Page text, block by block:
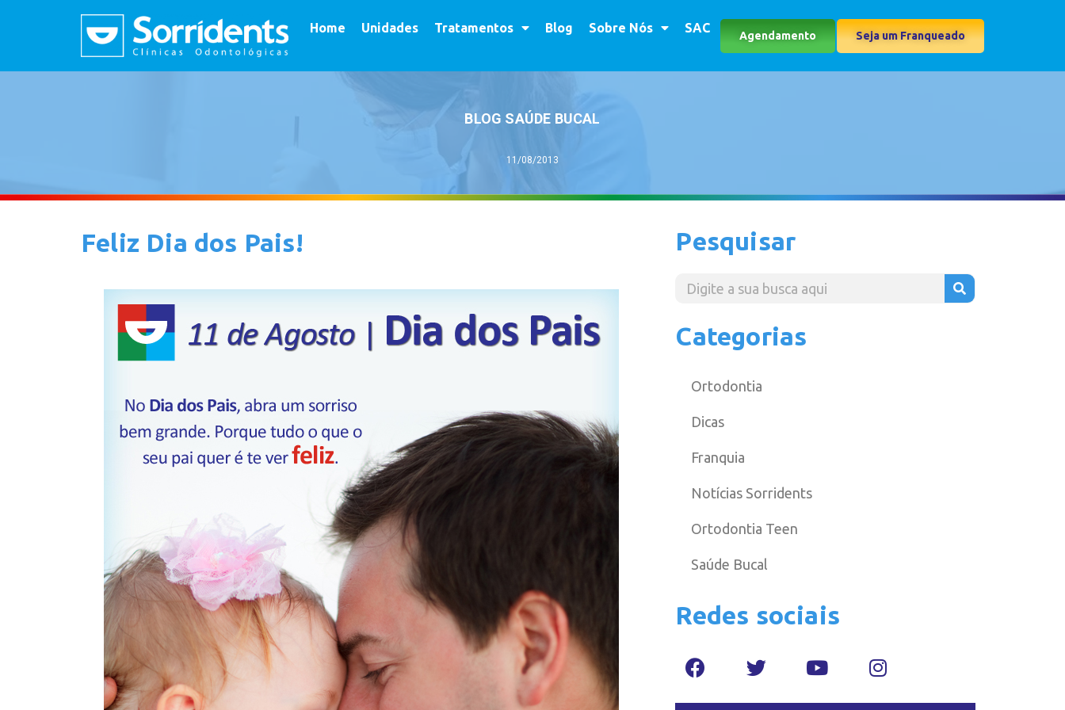
Home Unidades Tratamentos Blog Sobre Nós SAC
Agendamento Seja um Franqueado
BLOG SAÚDE BUCAL
11/08/2013
Feliz Dia dos Pais! Pesquisar
Categorias
Ortodontia
Dicas
Franquia
Notícias Sorridents
Ortodontia Teen
Saúde Bucal
Redes sociais